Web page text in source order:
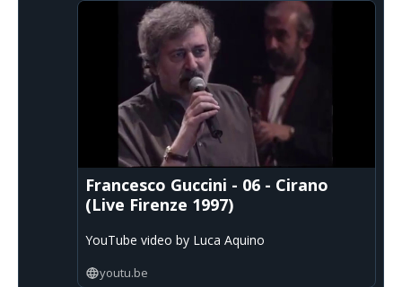
Francesco Guccini - 06 - Cirano
(Live Firenze 1997)
YouTube video by Luca Aquino
youtu.be